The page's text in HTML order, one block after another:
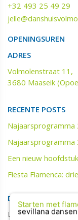
+32 493 25 49 29
OPENINGSUREN
ADRES
Volmolenstraat 11,
3680 Maaseik
RECENTE POSTS
Najaarsprogramma
Najaarsprogramma
Een nieuw
Fiesta Flamenca:
DIGITALE
Laat hier uw e-
Starten met
sevillana